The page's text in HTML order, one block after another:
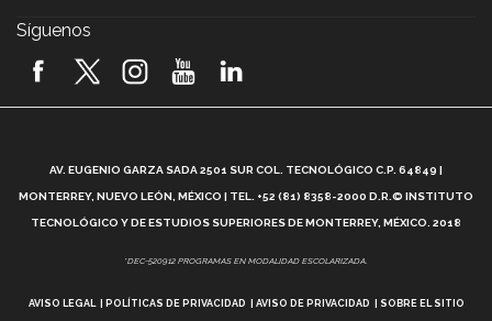
2026! (video)
¿Cómo es el Modelo Educativo Tec? (video)
Vida Tec: Feminismo e Inteligencia Artificial, Paola
Síguenos
AV. EUGENIO GARZA SADA 2501 SUR COL. TECNOLÓGICO C.P. 64849 |
MONTERREY, NUEVO LEÓN, MÉXICO | TEL. +52 (81) 8358-2000 D.R.© INSTITUTO
TECNOLÓGICO Y DE ESTUDIOS SUPERIORES DE MONTERREY, MÉXICO. 2018
*DEC-520912 PROGRAMAS EN MODALIDAD ESCOLARIZADA.
AVISO LEGAL POLÍTICAS DE PRIVACIDAD AVISO DE PRIVACIDAD SOBRE EL SITIO